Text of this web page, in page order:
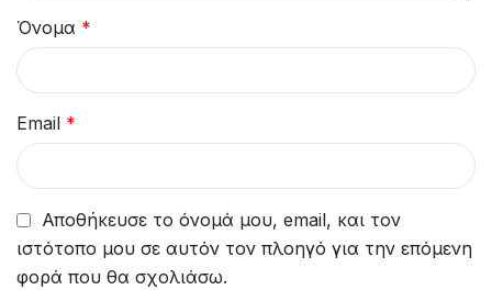
Όνομα *
Email *
Αποθήκευσε το όνομά μου, email, και τον
ιστότοπο μου σε αυτόν τον πλοηγό για την επόμενη
φορά που θα σχολιάσω.